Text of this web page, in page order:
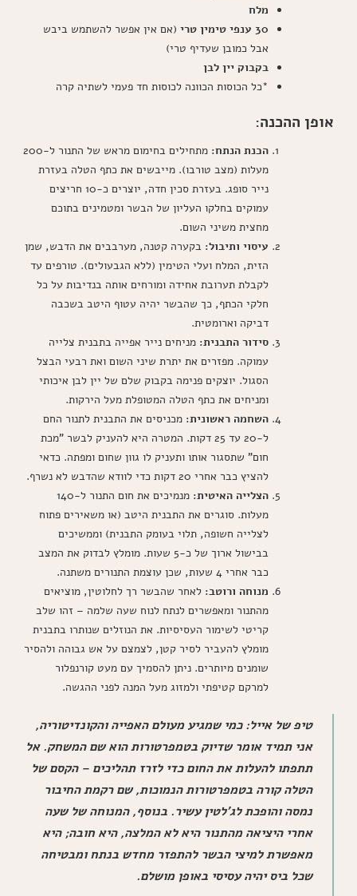
מלח
30 ענפי טימין טרי
(אם אין אפשר להשתמש ביבש
אבל כמובן שעדיף טרי)
בקבוק יין לבן
*כל הכוסות הכוונה לכוסות חד פעמי לשתיה קרה
אופן ההכנה:
הכנת הנתח:
מתחילים בחימום מראש של התנור ל-200
מעלות (מצב טורבו). מייבשים את כתף הטלה בעזרת
נייר סופג. בעזרת סכין חדה, יוצרים כ-10 חריצים
עמוקים בחלקו העליון של הבשר ומטמינים בתוכם
מחצית משיני השום.
עיסוי ותיבול: בקערה קטנה, מערבבים את הדבש, שמן
הזית, המלח ועלי הטימין (ללא הגבעולים). טורפים עד
לקבלת תערובת אחידה ומורחים אותה בנדיבות על כל
חלקי הכתף, כך שהבשר יהיה עטוף היטב בשכבה
דביקה וארומטית.
סידור התבנית: מניחים נייר אפייה בתבנית צלייה
עמוקה. מפזרים את יתרת שיני השום ואת רבעי הבצל
הסגול. יוצקים פנימה בקבוק שלם של יין לבן איכותי
ומניחים את כתף הטלה המטופלת מעל הירקות.
השחמה ראשונית: מכניסים את התבנית לתנור החם
ל-20 עד 25 דקות. המטרה היא להעניק לבשר "מכת
חום" שתסגור אותו ותעניק לו גוון שחום ומפתה. כדאי
להציץ כבר אחרי 20 דקות כדי לוודא שהדבש לא נשרף.
הצלייה האיטית:
מנמיכים את חום התנור ל-140
מעלות. סוגרים את התבנית היטב (או משאירים פתוח
לצלייה חשופה, תלוי בעומק התבנית) וממשיכים
בבישול ארוך של כ-5 שעות. מומלץ לבדוק את המצב
כבר אחרי 4 שעות, שכן עוצמת התנורים משתנה.
מנוחה ורוטב: לאחר שהבשר רך לחלוטין, מוציאים
מהתנור ומאפשרים לנתח לנוח שעה שלמה – זהו שלב
קריטי לשימור העסיסיות. את הנוזלים שנותרו בתבנית
מומלץ להעביר לסיר קטן, לצמצם על אש גבוהה ולהסיר
שומנים מיותרים. ניתן להסמיך עם מעט קורנפלור
למרקם קטיפתי ולמזוג מעל המנה לפני ההגשה.
טיפ של אייל:כמי שמגיע מעולם האפייה והקונדיטוריה,
אני תמיד אומר שדיוק בטמפרטורות הוא שם המשחק. אל
תתפתו להעלות את החום כדי לזרז תהליכים – הקסם של
הטלה קורה בטמפרטורות הנמוכות, שם רקמת החיבור
נמסה והופכת לג'לטין עשיר. בנוסף, המנוחה של שעה
אחרי היציאה מהתנור היא לא המלצה, היא חובה; היא
מאפשרת למיצי הבשר להתפזר מחדש בנתח ומבטיחה
שכל ביס יהיה עסיסי באופן מושלם.